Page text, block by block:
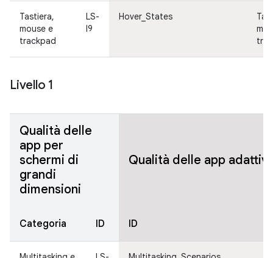
Tastiera,
mouse e
trackpad
LS-
I9
Hover_States
Livello 1
Qualità delle
app per
schermi di
grandi
dimensioni
Qualità delle app
Categoria ID ID